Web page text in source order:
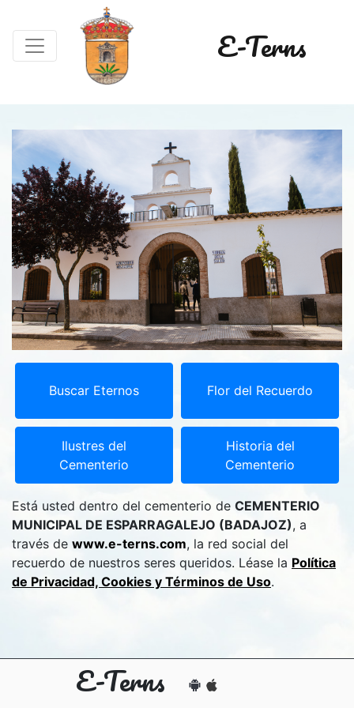
E-Terns
Buscar Eternos Flor del Recuerdo
Ilustres del
Cementerio
Historia del
Cementerio
Está usted dentro del cementerio de CEMENTERIO
MUNICIPAL DE ESPARRAGALEJO (BADAJOZ), a
través de www.e-terns.com, la red social del
recuerdo de nuestros seres queridos. Léase la Política
de Privacidad, Cookies y Términos de Uso.
E-Terns